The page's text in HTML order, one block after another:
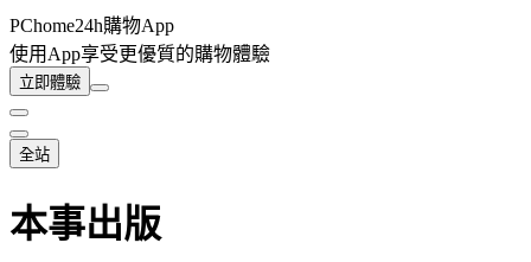
PChome24h購物App
使用App享受更優質的購物體驗
立即體驗
全站
本事出版